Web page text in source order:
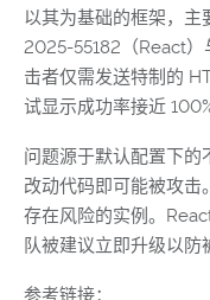
以其为基础的框架，主
2025-55182（React
击者仅需发送特制的
试显示成功率接近 100%
问题源于默认配置下的
改动代码即可能被攻击
存在风险的实例。
队被建议立即升级以防
参考链接：